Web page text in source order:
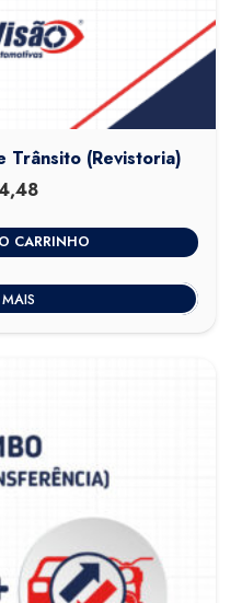
Trânsito (Revistoria)
CARRINHO